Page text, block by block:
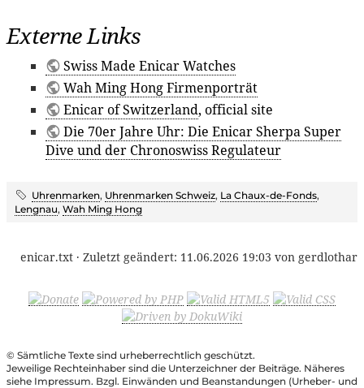
Externe Links
Swiss Made Enicar Watches
Wah Ming Hong Firmenporträt
Enicar of Switzerland, official site
Die 70er Jahre Uhr: Die Enicar Sherpa Super
Dive und der Chronoswiss Regulateur
Uhrenmarken, Uhrenmarken Schweiz, La Chaux-de-Fonds,
Lengnau, Wah Ming Hong
enicar.txt · Zuletzt geändert: 11.06.2026 19:03 von gerdlothar
© Sämtliche Texte sind urheberrechtlich geschützt.
Jeweilige Rechteinhaber sind die Unterzeichner der Beiträge. Näheres
siehe Impressum. Bzgl. Einwänden und Beanstandungen (Urheber- und